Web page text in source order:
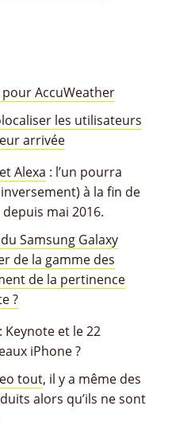
pour AccuWeather
les utilisateurs
arrivée
Alexa : l’un pourra
à la fin de
mai 2016.
Samsung Galaxy
de la gamme des
de la pertinence
?
Keynote et le 22
iPhone ?
tout, il y a même des
alors qu’ils ne sont